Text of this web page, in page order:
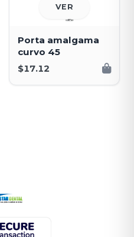
VER
Porta amalgama
curvo 45
$17.12